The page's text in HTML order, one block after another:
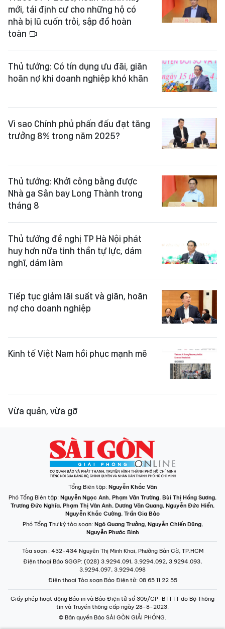
mới, tái định cư cho những hộ có
nhà bị lũ cuốn trôi, sập đổ hoàn
toàn
Thủ tướng: Có tín dụng ưu đãi, giãn
hoãn nợ khi doanh nghiệp khó khăn
Vì sao Chính phủ phấn đấu đạt tăng
trưởng 8% trong năm 2025?
Thủ tướng: Khởi công bằng được
Nhà ga Sân bay Long Thành trong
tháng 8
Thủ tướng đề nghị TP Hà Nội phát
huy hơn nữa tinh thần tự lực, dám
nghĩ, dám làm
Tiếp tục giảm lãi suất và giãn, hoãn
nợ cho doanh nghiệp
Kinh tế Việt Nam hồi phục mạnh mẽ
Vừa quản, vừa gỡ
Tổng Biên tập: Nguyễn Khắc Văn
Phó Tổng Biên tập: Nguyễn Ngọc Anh, Phạm Văn Trường, Bùi Thị Hồng Sương,
Trương Đức Nghĩa, Phạm Thị Vân Anh, Dương Văn Quang, Nguyễn Đức Hiển,
Nguyễn Khắc Cường, Trần Gia Bảo
Phó Tổng Thư ký tòa soạn: Ngô Quang Trưởng, Nguyễn Chiến Dũng,
Nguyễn Phước Bình
Tòa soạn : 432-434 Nguyễn Thị Minh Khai, Phường Bàn Cờ, TP.HCM
Điện thoại Báo SGGP: (028) 3.9294.091, 3.9294.092, 3.9294.093,
3.9294.097, 3.9294.098
Điện thoại Tòa soạn Báo Điện tử: 08 65 11 22 55
Giấy phép hoạt động Báo in và Báo Điện tử số 305/GP-BTTTT do Bộ Thông
tin và Truyền thông cấp ngày 28-8-2023.
© Bản quyền Báo SÀI GÒN GIẢI PHÓNG.